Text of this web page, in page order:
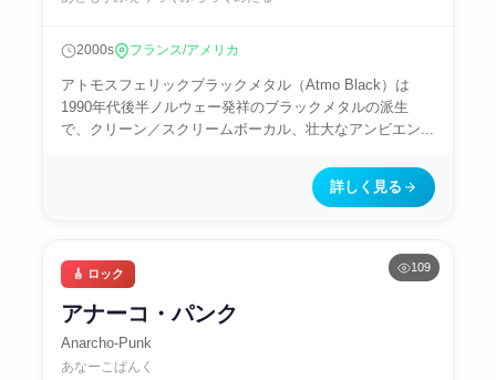
2000s フランス/アメリカ
アトモスフェリックブラックメタル（Atmo Black）は
1990年代後半ノルウェー発祥のブラックメタルの派生
で、クリーン／スクリームボーカル、壮大なアンビエン...
詳しく見る
109
🎸 ロック
アナーコ・パンク
Anarcho-Punk
あなーこぱんく